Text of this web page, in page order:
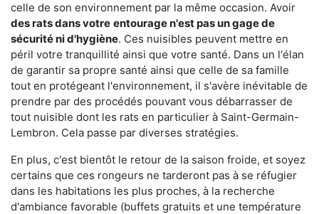
celle de son environnement par la même occasion. Avoir
des rats dans votre entourage n'est pas un gage de
sécurité ni d'hygiène. Ces nuisibles peuvent mettre en
péril votre tranquillité ainsi que votre santé. Dans un l'élan
de garantir sa propre santé ainsi que celle de sa famille
tout en protégeant l'environnement, il s'avère inévitable de
prendre par des procédés pouvant vous débarrasser de
tout nuisible dont les rats en particulier à Saint-Germain-
Lembron. Cela passe par diverses stratégies.
En plus, c'est bientôt le retour de la saison froide, et soyez
certains que ces rongeurs ne tarderont pas à se réfugier
dans les habitations les plus proches, à la recherche
d'ambiance favorable (buffets gratuits et une température